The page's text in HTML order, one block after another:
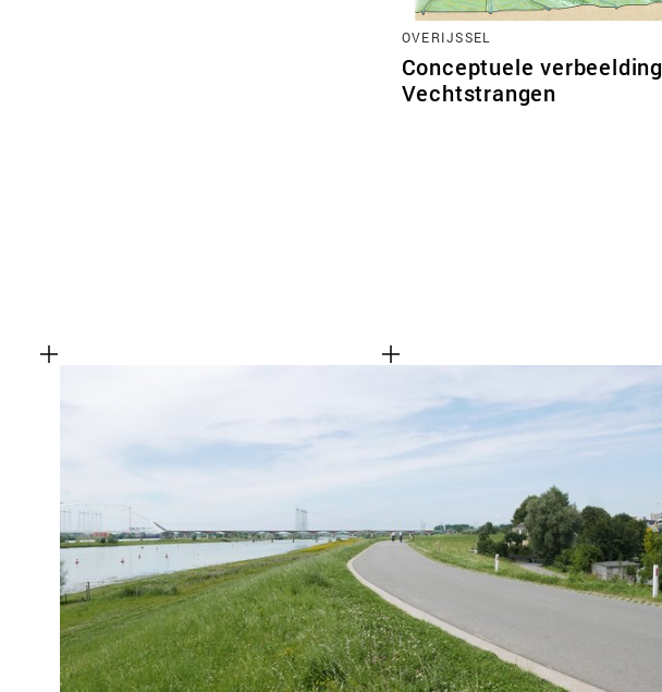
OVERIJSSEL
Conceptuele verbeelding
Vechtstrangen